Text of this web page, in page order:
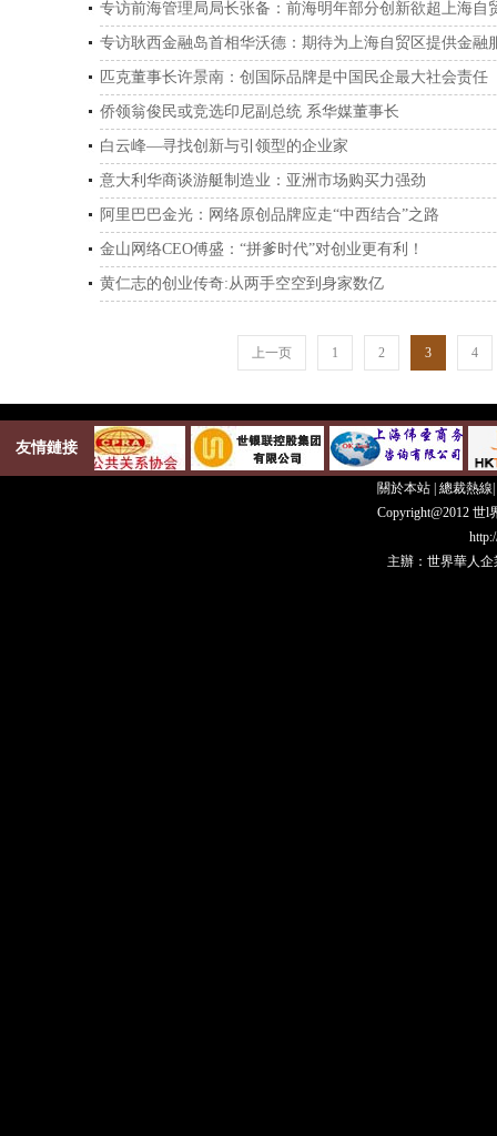
专访前海管理局局长张备：前海明年部分创新欲超上海自
专访耿西金融岛首相华沃德：期待为上海自贸区提供金融
匹克董事长许景南：创国际品牌是中国民企最大社会责任
侨领翁俊民或竞选印尼副总统 系华媒董事长
白云峰—寻找创新与引领型的企业家
意大利华商谈游艇制造业：亚洲市场购买力强劲
阿里巴巴金光：网络原创品牌应走“中西结合”之路
金山网络CEO傅盛：“拼爹时代”对创业更有利！
黄仁志的创业传奇:从两手空空到身家数亿
上一页 1 2 3 4
友情鏈接
關於本站 |總裁熱線
Copyright@2012 世
主辦：世界華人